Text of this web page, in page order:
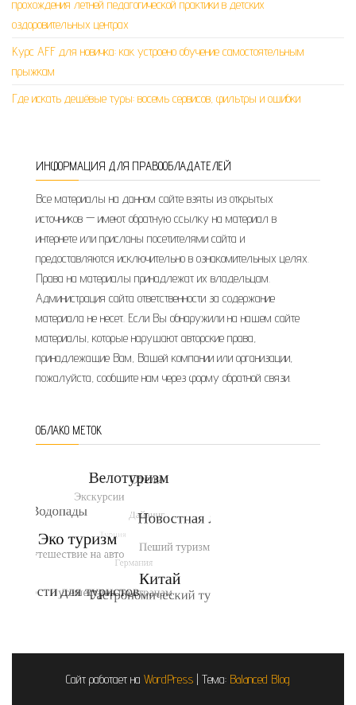
прохождения летней педагогической практики в детских
оздоровительных центрах
Курс AFF для новичка: как устроено обучение самостоятельным
прыжкам
Где искать дешёвые туры: восемь сервисов, фильтры и ошибки
ИНФОРМАЦИЯ ДЛЯ ПРАВООБЛАДАТЕЛЕЙ
Все материалы на данном сайте взяты из открытых
источников — имеют обратную ссылку на материал в
интернете или присланы посетителями сайта и
предоставляются исключительно в ознакомительных целях.
Права на материалы принадлежат их владельцам.
Администрация сайта ответственности за содержание
материала не несет. Если Вы обнаружили на нашем сайте
материалы, которые нарушают авторские права,
принадлежащие Вам, Вашей компании или организации,
пожалуйста, сообщите нам через форму обратной связи.
ОБЛАКО МЕТОК
Сайт работает на WordPress | Тема: Balanced Blog